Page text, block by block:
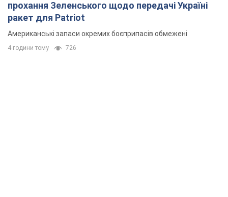
прохання Зеленського щодо передачі Україні
ракет для Patriot
Американські запаси окремих боєприпасів обмежені
4 години тому 726